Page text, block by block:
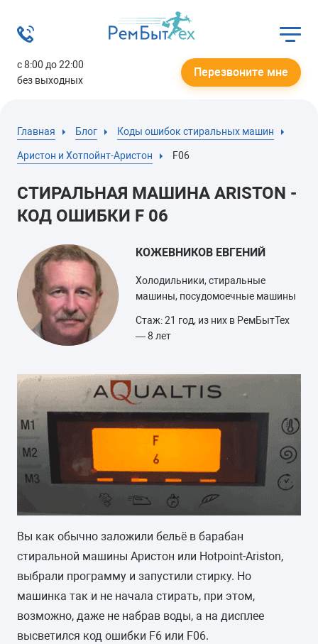
с 8:00 до 22:00
без выходных
Перезвоните мне
Главная Блог Коды ошибок стиральных машин
Аристон и Хотпойнт-Аристон F06
СТИРАЛЬНАЯ МАШИНА ARISTON -
КОД ОШИБКИ F 06
КОЖЕВНИКОВ ЕВГЕНИЙ
Холодильники, стиральные
машины, посудомоечные машины
Стаж: 21 год, из них в РемБытТех
— 8 лет
Вы как обычно заложили бельё в барабан
стиральной машины Аристон или Hotpoint-Ariston,
выбрали программу и запустили стирку. Но
машинка так и не начала стирать, при этом,
возможно, даже не набрав воды, а на дисплее
высветился код ошибки F6 или F06.